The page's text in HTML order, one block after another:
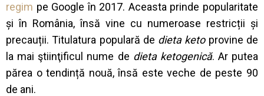
regim pe Google în 2017. Aceasta prinde popularitate
și în România, însă vine cu numeroase restricții și
precauții. Titulatura populară de dieta ketoprovine de
la mai ştiinţificul nume de dieta ketogenică. Ar putea
părea o tendință nouă, însă este veche de peste 90
de ani.